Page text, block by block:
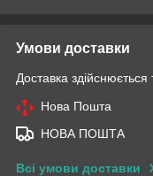
Умови доставки
Доставка здійснюється
Нова Пошта
НОВА ПОШТА
Всі умови доставки